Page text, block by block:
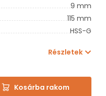
9 mm
115 mm
HSS-G
Részletek
Kosárba rakom